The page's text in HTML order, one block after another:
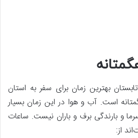
بهترین زمان برای سفر به استان
است. آب و هوا در این زمان بسیار
و بارندگی برف و باران نیست. ساعات
از: